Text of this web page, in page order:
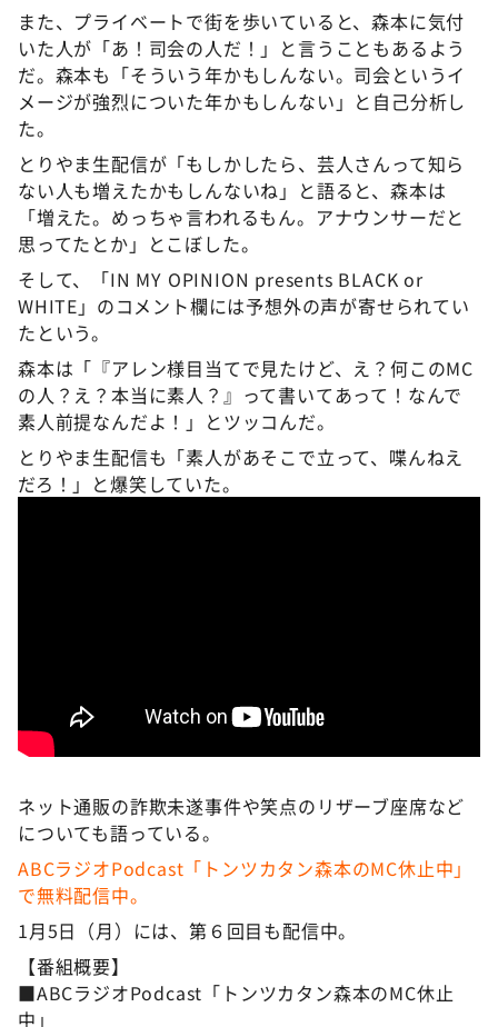
また、プライベートで街を歩いていると、森本に気付
いた人が「あ！司会の人だ！」と言うこともあるよう
だ。森本も「そういう年かもしんない。司会というイ
メージが強烈についた年かもしんない」と自己分析し
た。
とりやま生配信が「もしかしたら、芸人さんって知ら
ない人も増えたかもしんないね」と語ると、森本は
「増えた。めっちゃ言われるもん。アナウンサーだと
思ってたとか」とこぼした。
そして、「IN MY OPINION presents BLACK or
WHITE」のコメント欄には予想外の声が寄せられてい
たという。
森本は「『アレン様目当てで見たけど、え？何このMC
の人？え？本当に素人？』って書いてあって！なんで
素人前提なんだよ！」とツッコんだ。
とりやま生配信も「素人があそこで立って、喋んねえ
だろ！」と爆笑していた。
ネット通販の詐欺未遂事件や笑点のリザーブ座席など
についても語っている。
ABCラジオPodcast「トンツカタン森本のMC休止中」
で無料配信中。
1月5日（月）には、第６回目も配信中。
【番組概要】
■ABCラジオPodcast「トンツカタン森本のMC休止
中」